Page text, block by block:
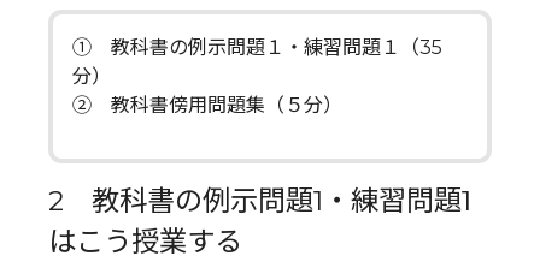
① 教科書の例示問題１・練習問題１（35
分）
② 教科書傍用問題集（５分）
2 教科書の例示問題1・練習問題1
はこう授業する